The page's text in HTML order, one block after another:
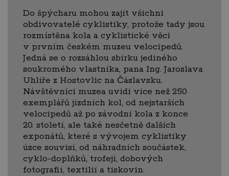
Do špýcharu mohou zajít všichni
obdivovatelé cyklistiky, protože tady jsou
rozmístěna kola a cyklistické věci
v prvním českém muzeu velocipedů.
Jedná se o rozsáhlou sbírku jediného
soukromého vlastníka, pana Ing. Jaroslava
Uhlíře z Hostovlic na Čáslavsku.
Návštěvníci muzea uvidí více než 250
exemplářů jízdních kol, od nejstarších
velocipedů až po závodní kola z konce
20. století, ale také nesčetně dalších
exponátů, které s vývojem cyklistiky
úzce souvisí, od náhradních součástek,
cyklo-doplňků, trofejí, dobových
fotografií, textilií a tiskovin.